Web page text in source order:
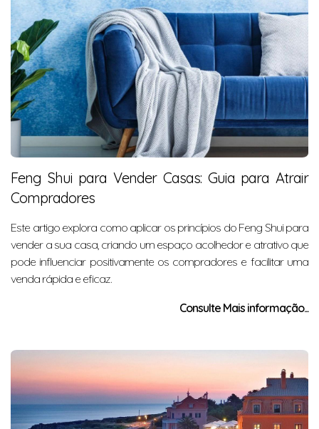
Feng Shui para Vender Casas: Guia para Atrair
Compradores
Este artigo explora como aplicar os princípios do Feng Shui para
vender a sua casa, criando um espaço acolhedor e atrativo que
pode influenciar positivamente os compradores e facilitar uma
venda rápida e eficaz.
Consulte Mais informação...